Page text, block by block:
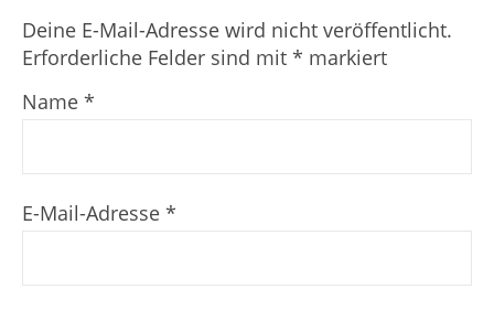
Deine E-Mail-Adresse wird nicht veröffentlicht.
Erforderliche Felder sind mit * markiert
Name *
E-Mail-Adresse *